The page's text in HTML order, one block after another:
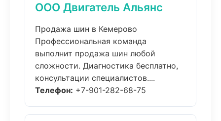
ООО Двигатель Альянс
Продажа шин в Кемерово
Профессиональная команда
выполнит продажа шин любой
сложности. Диагностика бесплатно,
консультации специалистов....
Телефон: +7-901-282-68-75